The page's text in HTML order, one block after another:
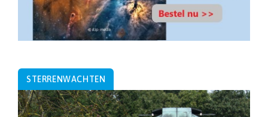
STERRENWACHTEN